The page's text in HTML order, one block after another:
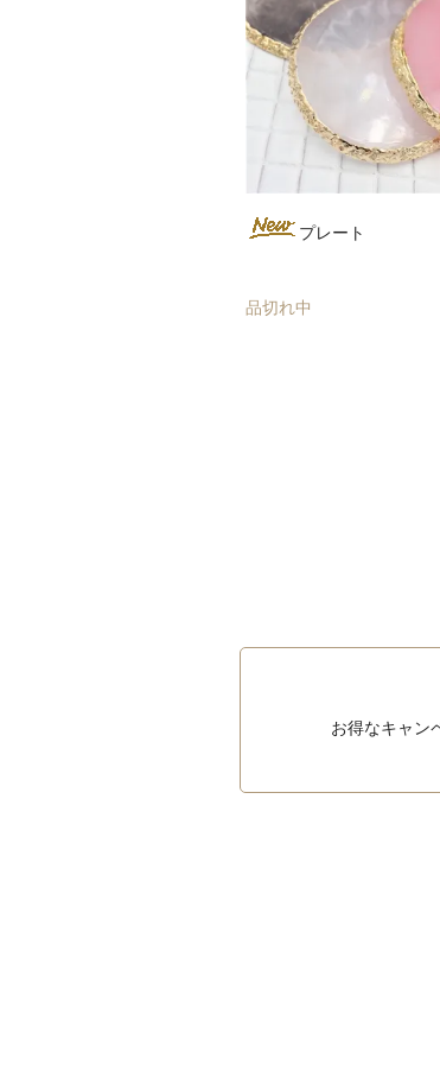
プレート
品切れ中
お得なキャン